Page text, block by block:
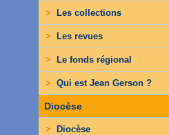
> Les collections
> Les revues
> Le fonds régional
> Qui est Jean Gerson ?
Diocèse
> Diocèse